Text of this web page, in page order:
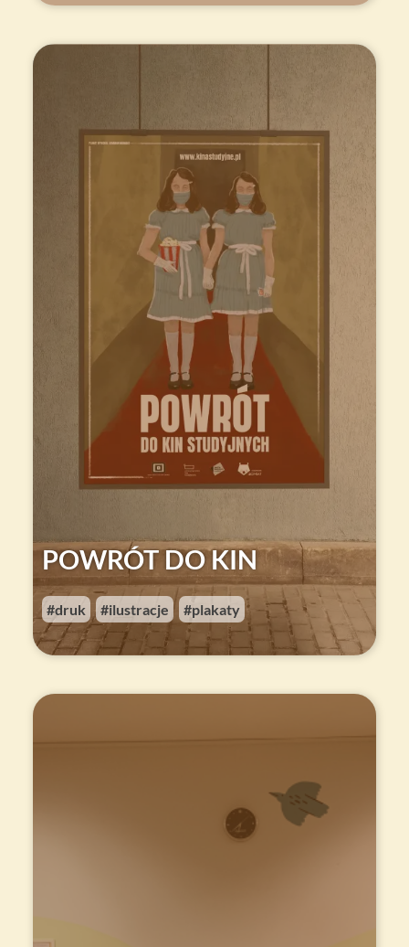
POWRÓT DO KIN
druk , ilustracje plakaty